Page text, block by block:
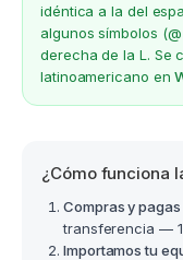
idéntica a la del
algunos símbolos
derecha de la L. Se
latinoamericano en
¿Cómo funciona
Compras y
transferencia —
Importamos tu